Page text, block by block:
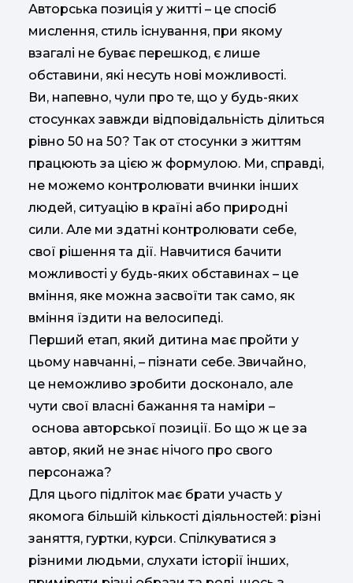
Авторська позиція у житті – це спосіб
мислення, стиль існування, при якому
взагалі не буває перешкод, є лише
обставини, які несуть нові можливості.
Ви, напевно, чули про те, що у будь-яких
стосунках завжди відповідальність ділиться
рівно 50 на 50? Так от стосунки з життям
працюють за цією ж формулою. Ми, справді,
не можемо контролювати вчинки інших
людей, ситуацію в країні або природні
сили. Але ми здатні контролювати себе,
свої рішення та дії. Навчитися бачити
можливості у будь-яких обставинах – це
вміння, яке можна засвоїти так само, як
вміння їздити на велосипеді.
Перший етап, який дитина має пройти у
цьому навчанні, – пізнати себе. Звичайно,
це неможливо зробити досконало, але
чути свої власні бажання та наміри –
основа авторської позиції. Бо що ж це за
автор, який не знає нічого про свого
персонажа?
Для цього підліток має брати участь у
якомога більшій кількості діяльностей: різні
заняття, гуртки, курси. Спілкуватися з
різними людьми, слухати історії інших,